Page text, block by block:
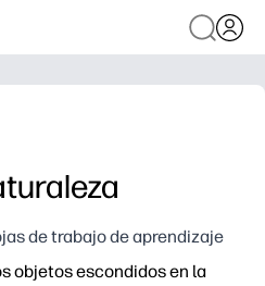
de trabajo de aprendizaje
objetos escondidos en la